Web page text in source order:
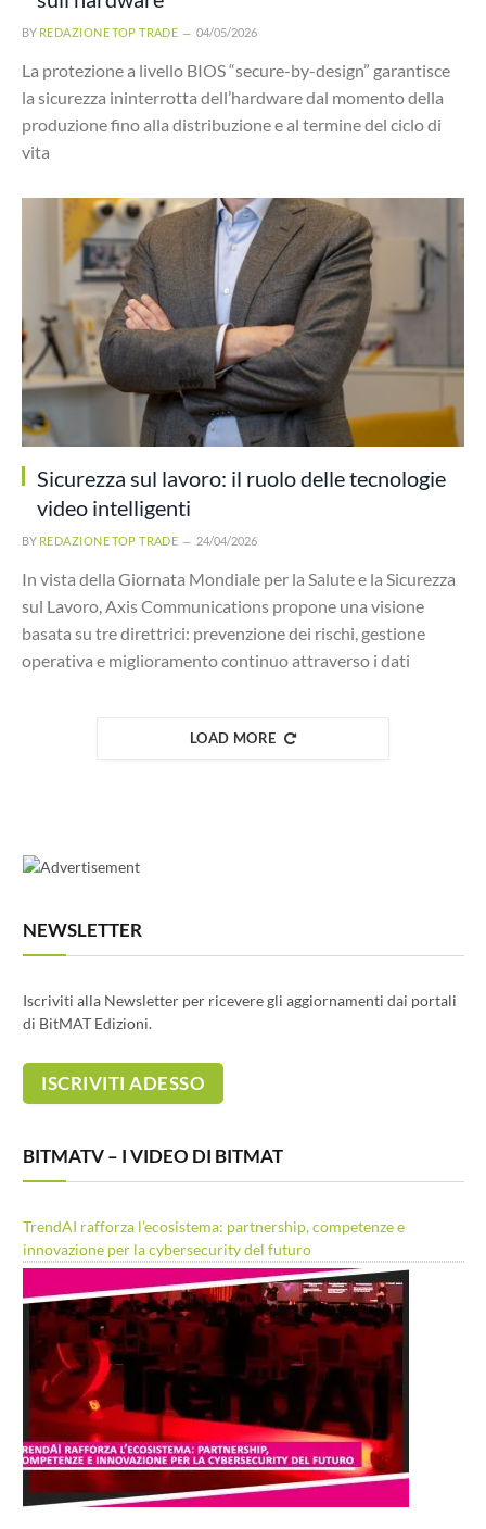
BY REDAZIONE TOP TRADE 04/05/2026
La protezione a livello BIOS “secure-by-design” garantisce
la sicurezza ininterrotta dell’hardware dal momento della
produzione fino alla distribuzione e al termine del ciclo di
vita
Sicurezza sul lavoro: il ruolo delle tecnologie
video intelligenti
BY REDAZIONE TOP TRADE 24/04/2026
In vista della Giornata Mondiale per la Salute e la Sicurezza
sul Lavoro, Axis Communications propone una visione
basata su tre direttrici: prevenzione dei rischi, gestione
operativa e miglioramento continuo attraverso i dati
LOAD MORE
NEWSLETTER
Iscriviti alla Newsletter per ricevere gli aggiornamenti dai portali
di BitMAT Edizioni.
BITMATV – I VIDEO DI BITMAT
TrendAI rafforza l’ecosistema: partnership, competenze e
innovazione per la cybersecurity del futuro